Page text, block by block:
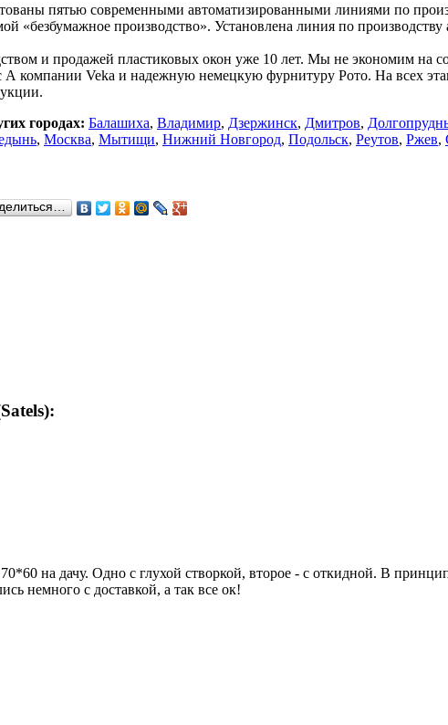
пятью современными автоматизированными линиями по
«безбумажное производство». Установлена линия по
и продажей пластиковых окон уже 10 лет. Мы не экономим на
компании Veka и надежную немецкую фурнитуру Рото. На всех
городах: Балашиха, Владимир, Дзержинск, Дмитров,
, Москва, Мытищи, Нижний Новгород, Подольск, Реутов, Ржев,
на дачу. Одно с глухой створкой, второе - с откидной. В
немного с доставкой, а так все ок!